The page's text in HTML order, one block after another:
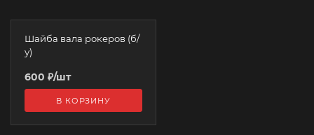
Шайба вала рокеров (б/
у)
600 ₽/шт
В КОРЗИНУ